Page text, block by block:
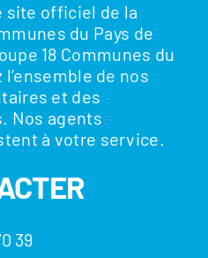
site officiel de la
du Pays de
18 Communes du
de nos
et des
Nos agents
à votre service.
39